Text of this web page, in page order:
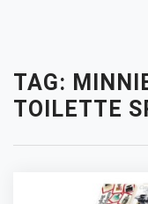
TAG:
TOILETTE